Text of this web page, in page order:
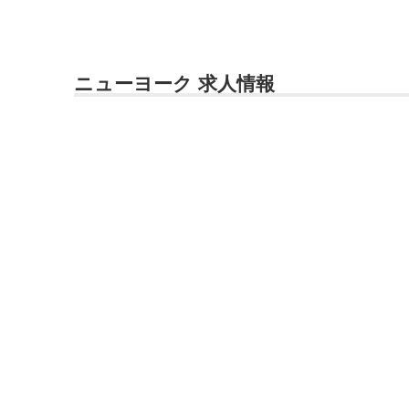
ニューヨーク 求人情報